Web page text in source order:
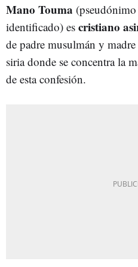
Mano Touma
identificado) es cristiano
de padre musulmán y
siria donde se concentra la
de esta confesión.